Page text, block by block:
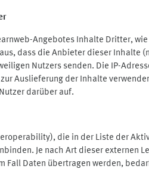
Angebotes Inhalte Dritter,
dass die Anbieter dieser
Nutzers senden. Die IP-
Auslieferung der Inhalte
darüber auf.
die in der Liste der
Je nach Art dieser externen
Fall Daten übertragen werden,